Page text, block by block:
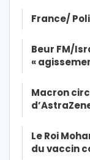
France/
Beur FM/
«
Macron
Le Roi
du vaccin